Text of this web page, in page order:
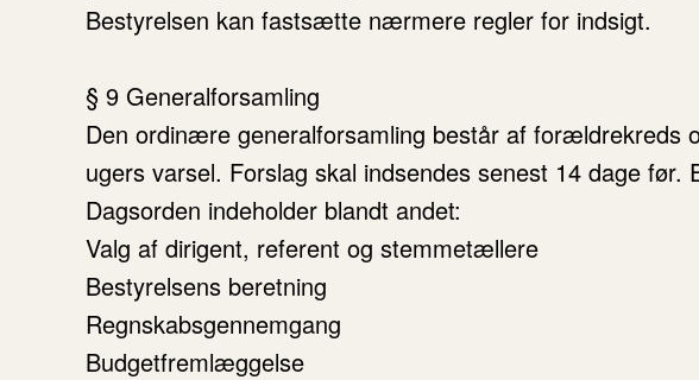
Bestyrelsen kan fastsætte nærmere regler for indsigt.
§ 9 Generalforsamling
Den ordinære generalforsamling består af forældrekreds
ugers varsel. Forslag skal indsendes senest 14 dage før.
Dagsorden indeholder blandt andet:
Valg af dirigent, referent og stemmetællere
Bestyrelsens beretning
Regnskabsgennemgang
Budgetfremlæggelse